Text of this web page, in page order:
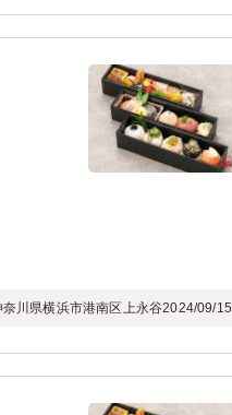
奈川県横浜市港南区上永谷2024/09/15